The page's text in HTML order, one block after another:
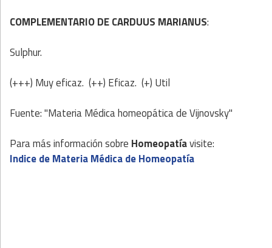
COMPLEMENTARIO DE CARDUUS MARIANUS:
Sulphur.
(+++) Muy eficaz. (++) Eficaz. (+) Util
Fuente: "Materia Médica homeopática de Vijnovsky"
Para más información sobre Homeopatíavisite:
Indice de Materia Médica de Homeopatía